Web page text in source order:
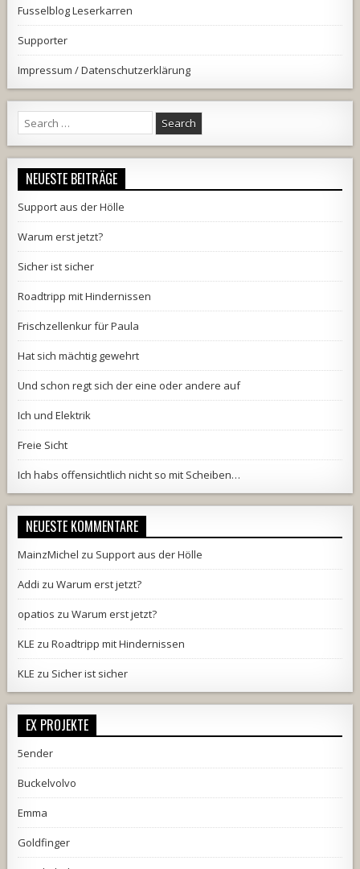
Fusselblog Leserkarren
Supporter
Impressum / Datenschutzerklärung
Search
for:
NEUESTE BEITRÄGE
Support aus der Hölle
Warum erst jetzt?
Sicher ist sicher
Roadtripp mit Hindernissen
Frischzellenkur für Paula
Hat sich mächtig gewehrt
Und schon regt sich der eine oder andere auf
Ich und Elektrik
Freie Sicht
Ich habs offensichtlich nicht so mit Scheiben…
NEUESTE KOMMENTARE
MainzMichel zu Support aus der Hölle
Addi zuWarum erst jetzt?
opatios zuWarum erst jetzt?
KLE zuRoadtripp mit Hindernissen
KLE zu Sicher ist sicher
EX PROJEKTE
5ender
Buckelvolvo
Emma
Goldfinger